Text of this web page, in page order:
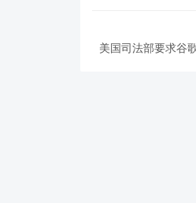
美国司法部要求谷